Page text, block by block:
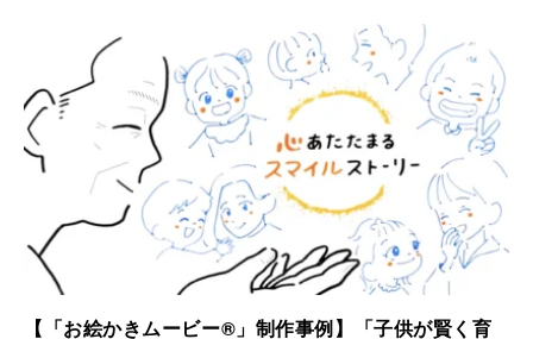
そこで本作品では、「子どもの湿疹」「夫のアレルギー」とい
う、多くの子育て世代が共感しやすい悩みを入口に設定しまし
た。
そして、家づくりを通して健康や暮らしが変化していく過程を
追体験していただくことで、
「空気の質」「見えない部分の素材」「長く快適に暮らせる家
づくり」の大切さを、感情とともに自然に理解していただける
構成になっています。
【「お絵かきムービー®」制作事例】「子供が賢く育